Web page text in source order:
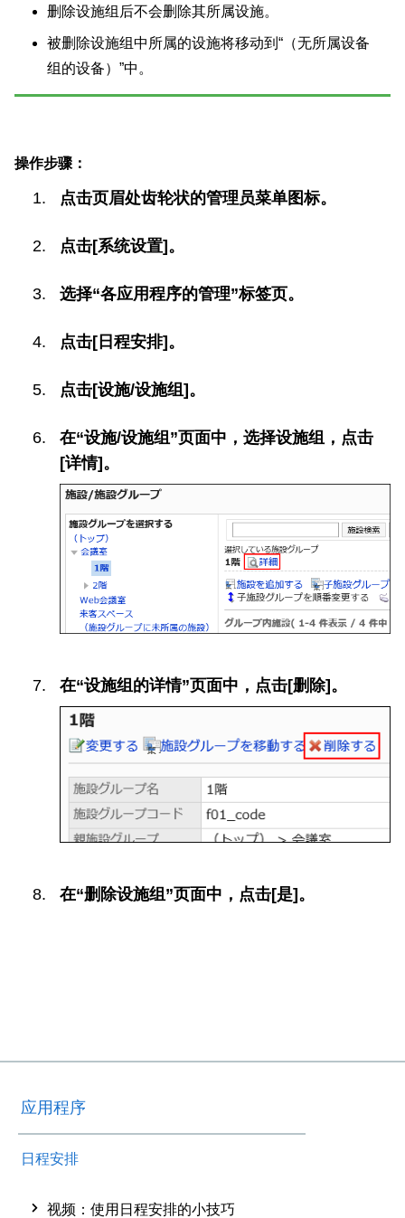
删除设施组后不会删除其所属设施。
被删除设施组中所属的设施将移动到“（无所属设备
组的设备）”中。
操作步骤：
点击页眉处齿轮状的管理员菜单图标。
点击[系统设置]。
选择“各应用程序的管理”标签页。
点击[日程安排]。
点击[设施/设施组]。
在“设施/设施组”页面中，选择设施组，点击
[详情]。
在“设施组的详情”页面中，点击[删除]。
在“删除设施组”页面中，点击[是]。
应用程序
日程安排
视频：使用日程安排的小技巧